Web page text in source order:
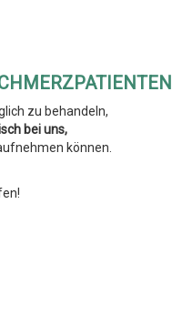
zu behandeln,
bei uns,
können.